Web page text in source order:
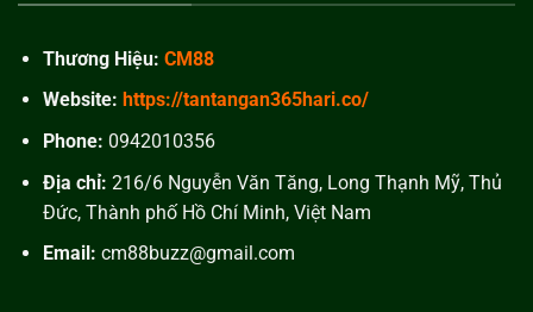
Thương Hiệu: CM88
Website: https://tantangan365hari.co/
Phone: 0942010356
Địa chỉ: 216/6 Nguyễn Văn Tăng, Long Thạnh Mỹ, Thủ
Đức, Thành phố Hồ Chí Minh, Việt Nam
Email: cm88buzz@gmail.com